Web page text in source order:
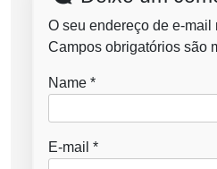
O seu endereço de e-mail
Campos obrigatórios são
Name *
E-mail *